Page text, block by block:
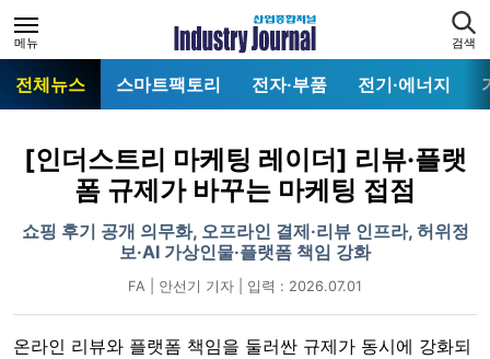
메뉴 검색
전체뉴스 스마트팩토리 전자·부품 전기·에너지
[인더스트리 마케팅 레이더] 리뷰·플랫
폼 규제가 바꾸는 마케팅 접점
쇼핑 후기 공개 의무화, 오프라인 결제·리뷰 인프라, 허위정
보·AI 가상인물·플랫폼 책임 강화
FA | 안선기 기자 | 입력 : 2026.07.01
온라인 리뷰와 플랫폼 책임을 둘러싼 규제가 동시에 강화되